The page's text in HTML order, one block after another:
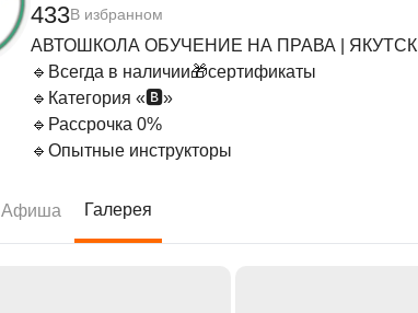
433В избранном
АВТОШКОЛА ОБУЧЕНИЕ НА ПРАВА | ЯКУТСК
🔹Всегда в наличии🎁сертификаты
🔹Категория «🅱️»
🔹Рассрочка 0%
🔹Опытные инструкторы
Афиша Галерея